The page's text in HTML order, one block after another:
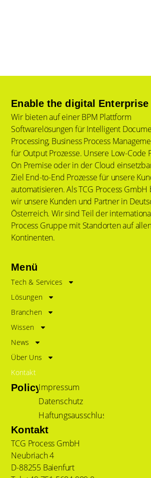
Enable the digital Enterprise
Wir bieten auf einer BPM Plattform
Softwarelösungen für Intelligent
Processing, Business Process
für Output Prozesse. Unsere Low-Code
On Premise oder in der Cloud
Ziel End-to-End Prozesse für unsere
automatisieren. Als TCG Process
wir unsere Kunden und Partner in
Österreich. Wir sind Teil der
Process Gruppe mit Standorten auf
Kontinenten.
Menü
Tech & Services
Lösungen
Branchen
Wissen
News
Über Uns
Kontakt
PolicyImpressum
Datenschutz
Haftungsausschluss
Kontakt
TCG Process GmbH
Neubriach 4
D-88255 Baienfurt